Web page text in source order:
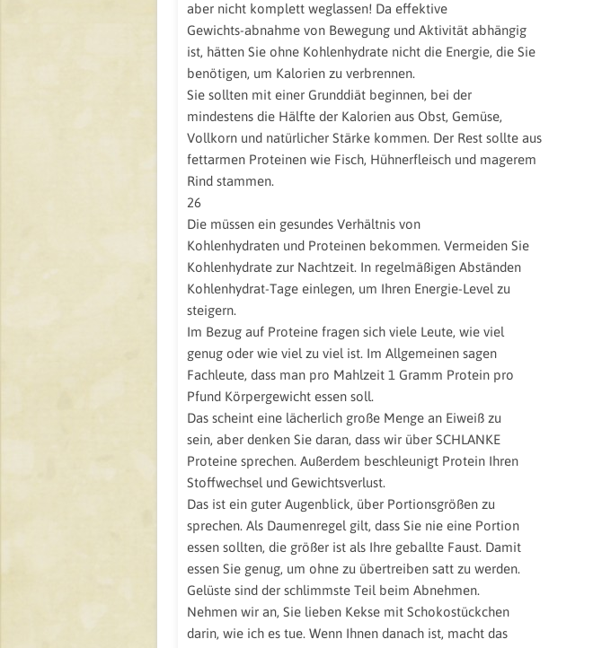
aber nicht komplett weglassen! Da effektive
Gewichts-abnahme von Bewegung und Aktivität abhängig
ist, hätten Sie ohne Kohlenhydrate nicht die Energie, die Sie
benötigen, um Kalorien zu verbrennen.
Sie sollten mit einer Grunddiät beginnen, bei der
mindestens die Hälfte der Kalorien aus Obst, Gemüse,
Vollkorn und natürlicher Stärke kommen. Der Rest sollte aus
fettarmen Proteinen wie Fisch, Hühnerfleisch und magerem
Rind stammen.
26
Die müssen ein gesundes Verhältnis von
Kohlenhydraten und Proteinen bekommen. Vermeiden Sie
Kohlenhydrate zur Nachtzeit. In regelmäßigen Abständen
Kohlenhydrat-Tage einlegen, um Ihren Energie-Level zu
steigern.
Im Bezug auf Proteine fragen sich viele Leute, wie viel
genug oder wie viel zu viel ist. Im Allgemeinen sagen
Fachleute, dass man pro Mahlzeit 1 Gramm Protein pro
Pfund Körpergewicht essen soll.
Das scheint eine lächerlich große Menge an Eiweiß zu
sein, aber denken Sie daran, dass wir über SCHLANKE
Proteine sprechen. Außerdem beschleunigt Protein Ihren
Stoffwechsel und Gewichtsverlust.
Das ist ein guter Augenblick, über Portionsgrößen zu
sprechen. Als Daumenregel gilt, dass Sie nie eine Portion
essen sollten, die größer ist als Ihre geballte Faust. Damit
essen Sie genug, um ohne zu übertreiben satt zu werden.
Gelüste sind der schlimmste Teil beim Abnehmen.
Nehmen wir an, Sie lieben Kekse mit Schokostückchen
darin, wie ich es tue. Wenn Ihnen danach ist, macht das